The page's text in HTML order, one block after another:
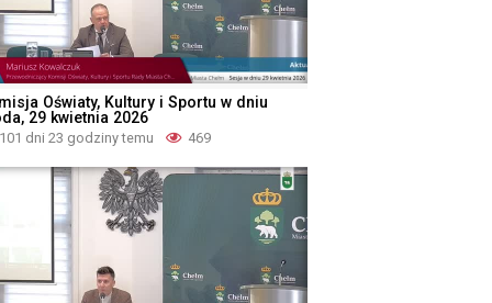
Oświaty, Kultury i Sportu w dniu
29 kwietnia 2026
101 dni 23 godziny temu 469